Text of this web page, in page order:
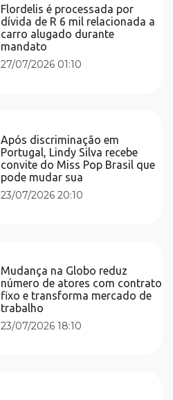
Flordelis é processada por
dívida de R 6 mil relacionada a
carro alugado durante
mandato
27/07/2026 01:10
Após discriminação em
Portugal, Lindy Silva recebe
convite do Miss Pop Brasil que
pode mudar sua
23/07/2026 20:10
Mudança na Globo reduz
número de atores com contrato
fixo e transforma mercado de
trabalho
23/07/2026 18:10